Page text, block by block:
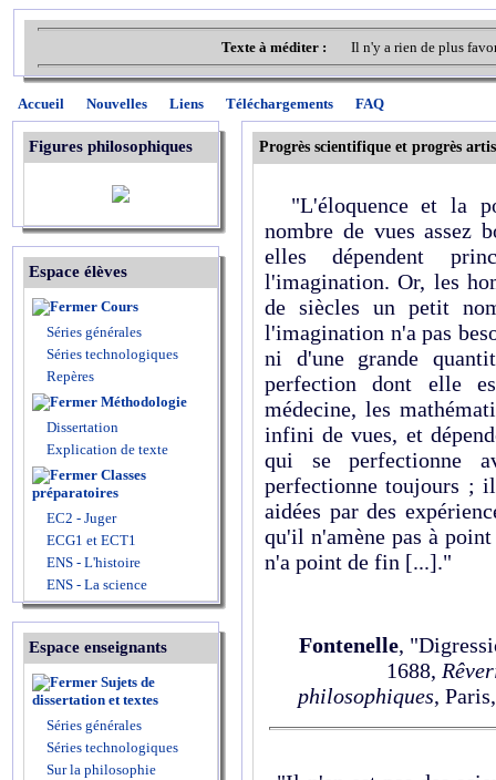
Texte à méditer : Il n'y a rien de plus
Accueil Nouvelles Liens Téléchargements FAQ
Figures philosophiques
Espace élèves
Cours
Séries générales
Séries technologiques
Repères
Méthodologie
Dissertation
Explication de texte
Classes
préparatoires
EC2 - Juger
ECG1 et ECT1
ENS - L'histoire
ENS - La science
Espace enseignants
Sujets de
dissertation et textes
Séries générales
Séries technologiques
Sur la philosophie
Progrès scientifique et progrès
"L'éloquence et la
nombre de vues assez
elles dépendent
l'imagination. Or, les
de siècles un petit
l'imagination n'a pas
ni d'une grande
perfection dont elle
médecine, les
infini de vues, et
qui se perfectionne
perfectionne toujours ;
aidées par des
qu'il n'amène pas à
n'a point de fin [...]."
Fontenelle,
1688,
philosophiques,